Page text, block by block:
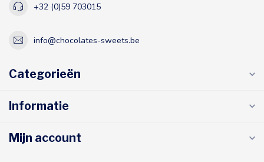
+32 (0)59 703015
info@chocolates-sweets.be
Categorieën
Informatie
Mijn account